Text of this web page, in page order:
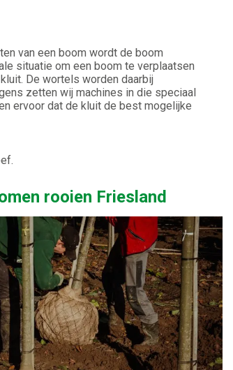
van een boom wordt de boom
situatie om een boom te verplaatsen
De wortels worden daarbij
zetten wij machines in die speciaal
ervoor dat de kluit de best mogelijke
rooien Friesland